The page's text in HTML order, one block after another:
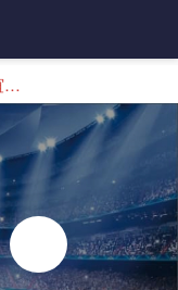
球会友谊直播